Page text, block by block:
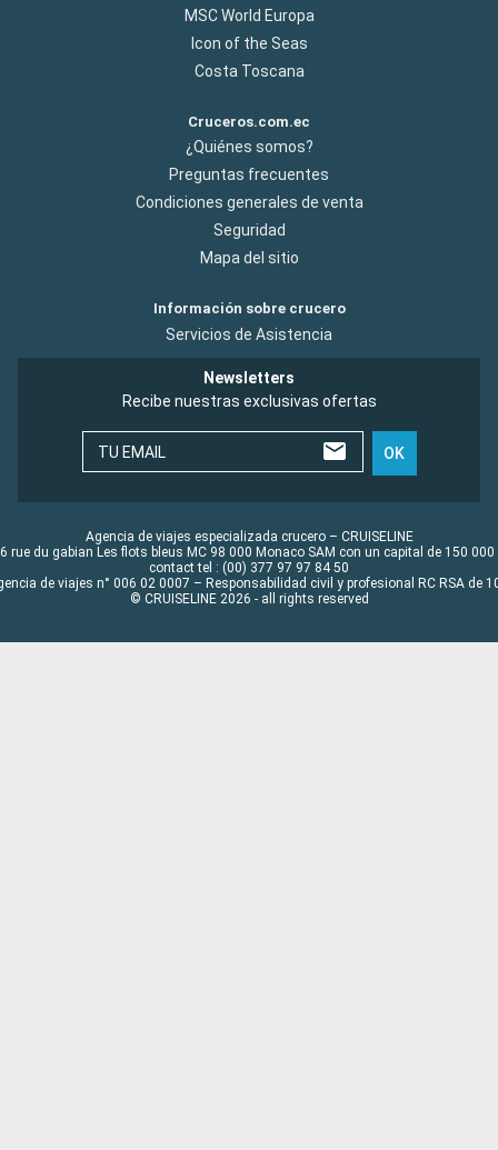
MSC World Europa
Icon of the Seas
Costa Toscana
Cruceros.com.ec
¿Quiénes somos?
Preguntas frecuentes
Condiciones generales de venta
Seguridad
Mapa del sitio
Información sobre crucero
Servicios de Asistencia
Newsletters
Recibe nuestras exclusivas ofertas
TU EMAIL OK
Agencia de viajes especializada crucero – CRUISELINE
rue du gabian Les flots bleus MC 98 000 Monaco SAM con un capital de 150 000
contact tel : (00) 377 97 97 84 50
de viajes n° 006 02 0007 – Responsabilidad civil y profesional RC RSA de
© CRUISELINE 2026 - all rights reserved